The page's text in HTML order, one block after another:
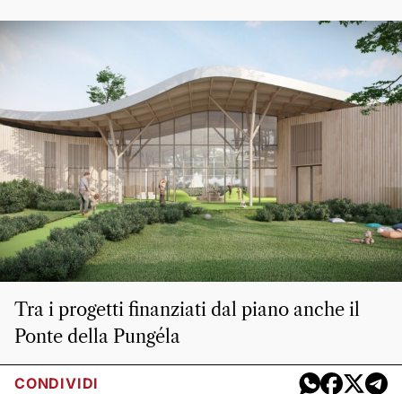
Tra i progetti finanziati dal piano anche il
Ponte della Pungéla
CONDIVIDI